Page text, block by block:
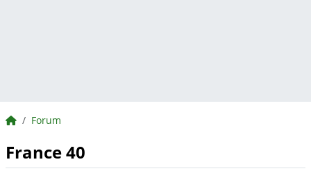
BörsenNEWS.de
Forum
France 40